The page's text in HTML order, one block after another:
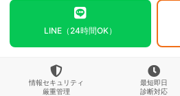
LINE（24時間OK）
情報セキュリティ
厳重管理
最短即日
診断対応